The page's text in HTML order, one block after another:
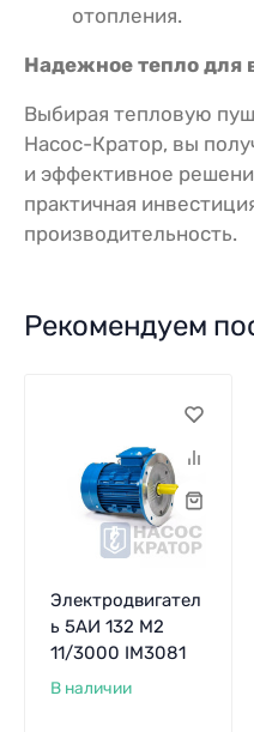
отопления.
Надежное тепло для
Выбирая тепловую
Насос-Кратор, вы
и эффективное
практичная
производительность.
Рекомендуем
Электродвигател
ь 5АИ 132 М2
11/3000 IM3081
В наличии